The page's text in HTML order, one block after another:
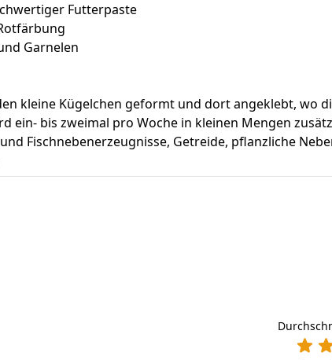
Futterpaste
Garnelen
kleine Kügelchen geformt und dort angeklebt, wo
ein- bis zweimal pro Woche in kleinen Mengen
Fischnebenerzeugnisse, Getreide, pflanzliche